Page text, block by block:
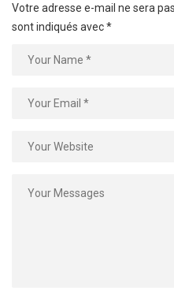
Votre adresse e-mail ne sera
sont indiqués avec*